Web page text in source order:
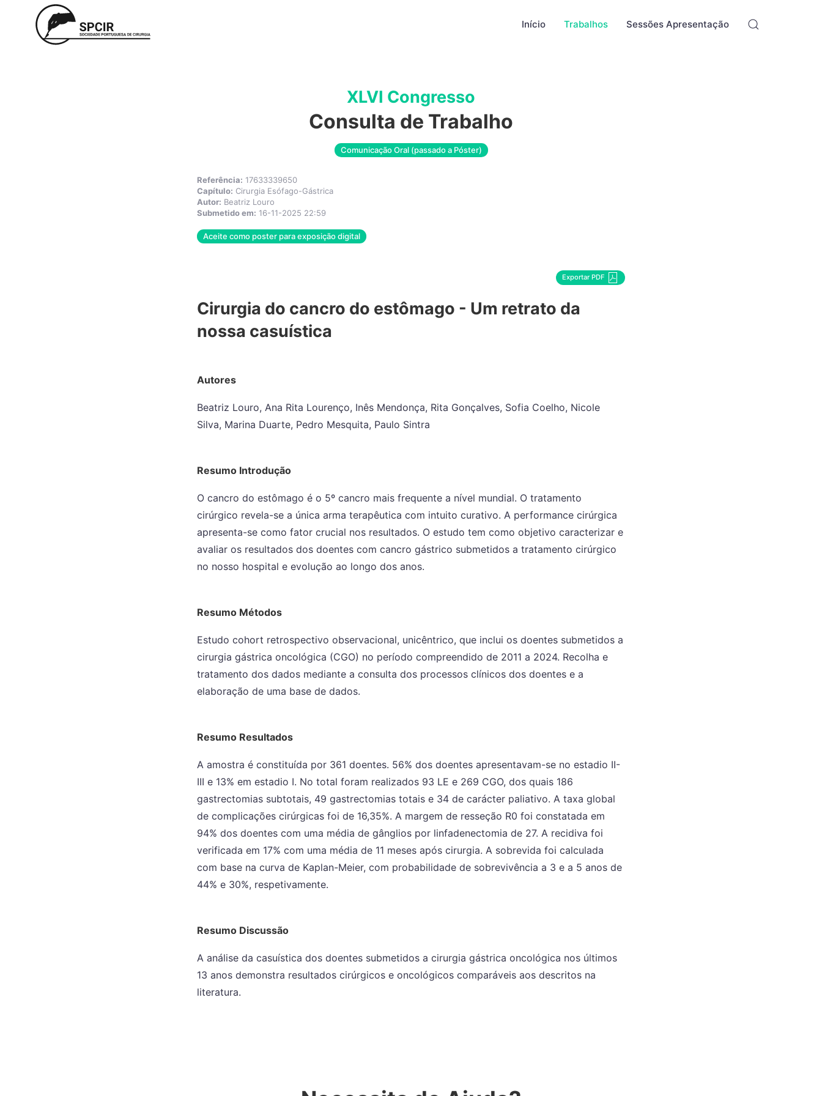
Início Trabalhos Sessões Apresentação
XLVI Congresso
Consulta de Trabalho
Comunicação Oral (passado a Póster)
Referência: 17633339650
Capítulo: Cirurgia Esófago-Gástrica
Autor: Beatriz Louro
Submetido em: 16-11-2025 22:59
Aceite como poster para exposição digital
Exportar PDF
Cirurgia do cancro do estômago - Um retrato da
nossa casuística
Autores
Beatriz Louro, Ana Rita Lourenço, Inês Mendonça, Rita Gonçalves, Sofia Coelho, Nicole
Silva, Marina Duarte, Pedro Mesquita, Paulo Sintra
Resumo Introdução
O cancro do estômago é o 5º cancro mais frequente a nível mundial. O tratamento
cirúrgico revela-se a única arma terapêutica com intuito curativo. A performance cirúrgica
apresenta-se como fator crucial nos resultados. O estudo tem como objetivo caracterizar e
avaliar os resultados dos doentes com cancro gástrico submetidos a tratamento cirúrgico
no nosso hospital e evolução ao longo dos anos.
Resumo Métodos
Estudo cohort retrospectivo observacional, unicêntrico, que inclui os doentes submetidos a
cirurgia gástrica oncológica (CGO) no período compreendido de 2011 a 2024. Recolha e
tratamento dos dados mediante a consulta dos processos clínicos dos doentes e a
elaboração de uma base de dados.
Resumo Resultados
A amostra é constituída por 361 doentes. 56% dos doentes apresentavam-se no estadio II-
III e 13% em estadio I. No total foram realizados 93 LE e 269 CGO, dos quais 186
gastrectomias subtotais, 49 gastrectomias totais e 34 de carácter paliativo. A taxa global
de complicações cirúrgicas foi de 16,35%. A margem de resseção R0 foi constatada em
94% dos doentes com uma média de gânglios por linfadenectomia de 27. A recidiva foi
verificada em 17% com uma média de 11 meses após cirurgia. A sobrevida foi calculada
com base na curva de Kaplan-Meier, com probabilidade de sobrevivência a 3 e a 5 anos de
44% e 30%, respetivamente.
Resumo Discussão
A análise da casuística dos doentes submetidos a cirurgia gástrica oncológica nos últimos
13 anos demonstra resultados cirúrgicos e oncológicos comparáveis aos descritos na
literatura.